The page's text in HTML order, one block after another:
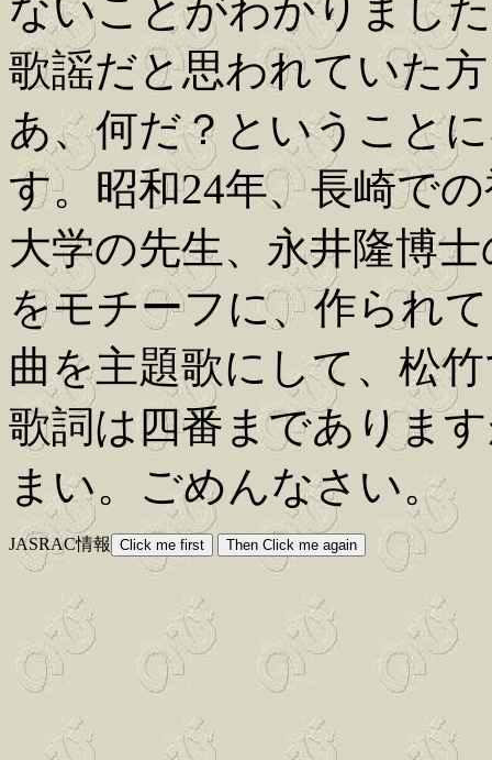
ないことがわかりまし
歌謡だと思われていた
あ、何だ？ということ
す。昭和24年、長崎で
大学の先生、永井隆博
をモチーフに、作られ
曲を主題歌にして、松
歌詞は四番までありま
まい。ごめんなさい。
JASRAC情報